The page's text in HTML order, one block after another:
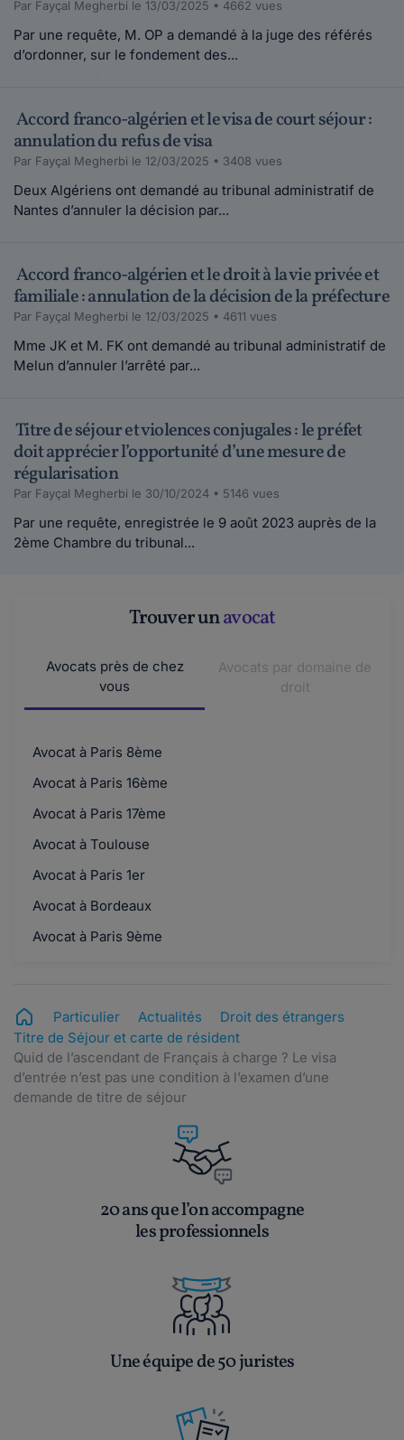
Par Fayçal Megherbi le 13/03/2025 • 4662 vues
Par une requête, M. OP a demandé à la juge des référés
d’ordonner, sur le fondement des...
Accord franco-algérien et le visa de court séjour :
annulation du refus de visa
Par Fayçal Megherbi le 12/03/2025 • 3408 vues
Deux Algériens ont demandé au tribunal administratif de
Nantes d’annuler la décision par...
Accord franco-algérien et le droit à la vie privée et
familiale : annulation de la décision de la préfecture
Par Fayçal Megherbi le 12/03/2025 • 4611 vues
Mme JK et M. FK ont demandé au tribunal administratif de
Melun d’annuler l’arrêté par...
Titre de séjour et violences conjugales : le préfet
doit apprécier l’opportunité d’une mesure de
régularisation
Par Fayçal Megherbi le 30/10/2024 • 5146 vues
Par une requête, enregistrée le 9 août 2023 auprès de la
2ème Chambre du tribunal...
Trouver unavocat
Avocats près de chez
vous
Avocats par domaine de
droit
Avocat à Paris 8ème
Avocat à Paris 16ème
Avocat à Paris 17ème
Avocat à Toulouse
Avocat à Paris 1er
Avocat à Bordeaux
Avocat à Paris 9ème
Particulier Actualités
Droit des étrangers
Titre de Séjour et carte de résident
Quid de l’ascendant de Français à charge ? Le visa
d’entrée n’est pas une condition à l’examen d’une
demande de titre de séjour
20 ans que l’on accompagne
les professionnels
Une équipe de 50 juristes